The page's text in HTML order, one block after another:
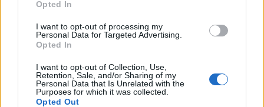
Opted In
I want to opt-out of processing my
Personal Data for Targeted Advertising.
Opted In
I want to opt-out of Collection, Use,
Retention, Sale, and/or Sharing of my
Personal Data that Is Unrelated with the
Purposes for which it was collected.
Opted Out
Luino festeggia la maestra
Giuseppina Maspero: cento anni tra
scuola, famiglia e comunità